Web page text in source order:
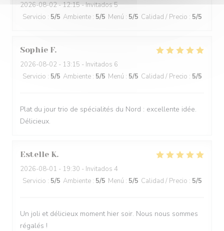
2026-08-02- 12:15 - Invitados 5
Servicio : 5/5 Ambiente : 5/5 Menú : 5/5 Calidad / Precio : 5/5
Sophie F
2026-08-02 - 13:15 - Invitados 6
Servicio : 5/5 Ambiente : 5/5 Menú : 5/5 Calidad / Precio : 5/5
Plat du jour trio de spécialités du Nord : excellente idée.
Délicieux.
Estelle K
2026-08-01 - 19:30 - Invitados 4
Servicio : 5/5 Ambiente : 5/5 Menú : 5/5 Calidad / Precio : 5/5
Un joli et délicieux moment hier soir. Nous nous sommes
régalés !